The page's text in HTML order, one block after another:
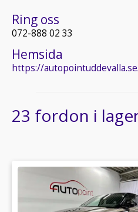
Ring oss
072-888 02 33
Hemsida
https://
23 fordon i